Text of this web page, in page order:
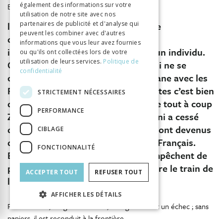
Baru étaye cette réflexion et conçoit que :
le sport n’est qu’une opportunité de
déplacement social beaucoup trop
individualiste. Elle ne concerne qu’un individu.
C’est Platini, c’est Zidane ! Or Platini ne se
confond pas avec les Italiens et Zidane avec les
Français d’origine maghrébine ! Certes c’est bien
que ces parcours existent parce que tout à coup
Zidane a cessé d’être un bicot, Platini a cessé
d’être un rital ou un macaroni ! Ils sont devenus
des Français reconnus par tous les Français.
Exemples significatifs mais qui n’empêchent de
penser aux autres : comment prendre le train de
l’intégration pour la majorité .
Pour Slimane, malgré son talent, l’intégration est un échec ; sans
également des informations sur votre
utilisation de notre site avec nos
partenaires de publicité et d'analyse qui
peuvent les combiner avec d'autres
informations que vous leur avez fournies
ou qu'ils ont collectées lors de votre
utilisation de leurs services. Politique de
confidentialité
STRICTEMENT NÉCESSAIRES
PERFORMANCE
CIBLAGE
FONCTIONNALITÉ
ACCEPTER TOUT REFUSER TOUT
AFFICHER LES DÉTAILS